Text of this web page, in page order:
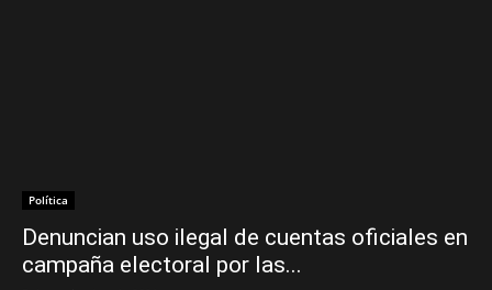
Política
Denuncian uso ilegal de cuentas oficiales en
campaña electoral por las...